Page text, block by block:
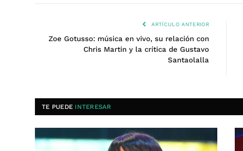
ARTÍCULO ANTERIOR
Zoe Gotusso: música en vivo, su relación con
Chris Martin y la crítica de Gustavo
Santaolalla
TE PUEDE INTERESAR